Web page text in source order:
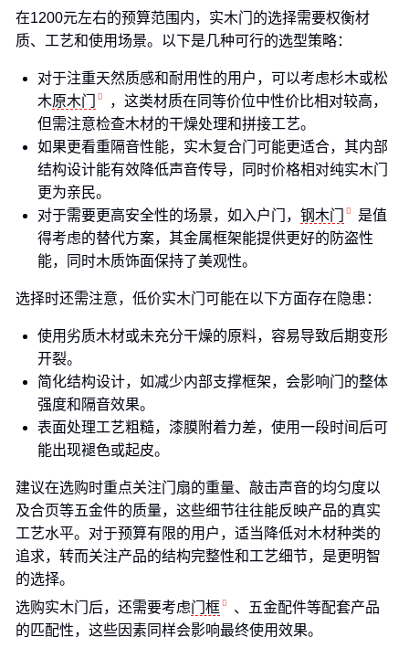
在1200元左右的预算范围内，实木门的选择需要权衡材
质、工艺和使用场景。以下是几种可行的选型策略：
对于注重天然质感和耐用性的用户，可以考虑杉木或松
木原木门
，这类材质在同等价位中性价比相对较高，
但需注意检查木材的干燥处理和拼接工艺。
如果更看重隔音性能，实木复合门可能更适合，其内部
结构设计能有效降低声音传导，同时价格相对纯实木门
更为亲民。
对于需要更高安全性的场景，如入户门， 钢木门
是值
得考虑的替代方案，其金属框架能提供更好的防盗性
能，同时木质饰面保持了美观性。
选择时还需注意，低价实木门可能在以下方面存在隐患：
使用劣质木材或未充分干燥的原料，容易导致后期变形
开裂。
简化结构设计，如减少内部支撑框架，会影响门的整体
强度和隔音效果。
表面处理工艺粗糙，漆膜附着力差，使用一段时间后可
能出现褪色或起皮。
建议在选购时重点关注门扇的重量、敲击声音的均匀度以
及合页等五金件的质量，这些细节往往能反映产品的真实
工艺水平。对于预算有限的用户，适当降低对木材种类的
追求，转而关注产品的结构完整性和工艺细节，是更明智
的选择。
选购实木门后，还需要考虑门框
、五金配件等配套产品
的匹配性，这些因素同样会影响最终使用效果。